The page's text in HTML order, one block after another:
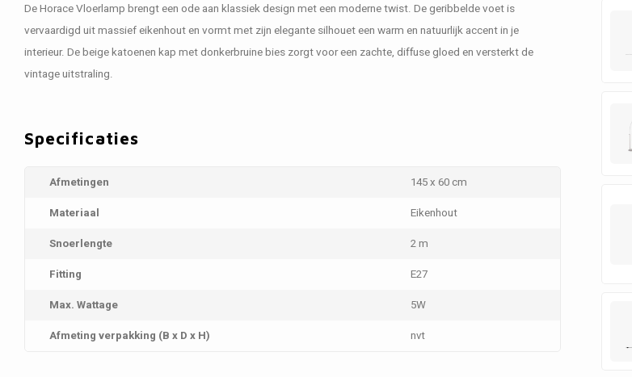
De Horace Vloerlamp brengt een ode aan klassiek design met een moderne twist. De geribbelde voet is
vervaardigd uit massief eikenhout en vormt met zijn elegante silhouet een warm en natuurlijk accent in je
interieur. De beige katoenen kap met donkerbruine bies zorgt voor een zachte, diffuse gloed en versterkt de
vintage uitstraling.
Specificaties
Afmetingen
145 x 60 cm
Materiaal
Eikenhout
Snoerlengte
2 m
Fitting
E27
Max. Wattage
5W
Afmeting verpakking (B x D x H)
nvt